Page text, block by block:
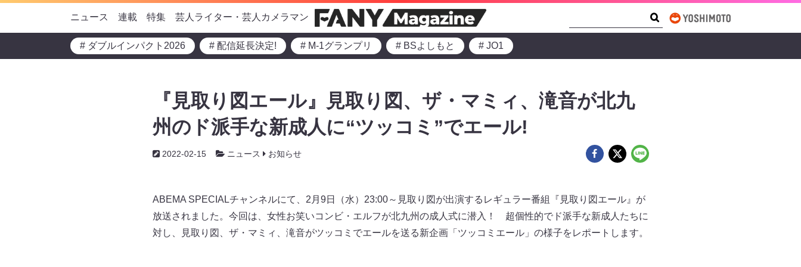
ニュース 連載 特集 芸人ライター・芸人カメラマン
# ダブルインパクト2026 # 配信延長決定! # M-1グランプリ # BSよしもと # JO1
『見取り図エール』見取り図、ザ・マミィ、滝音が北九
州のド派手な新成人に“ツッコミ”でエール!
2022-02-15 ニュース お知らせ
ABEMA SPECIALチャンネルにて、2月9日（水）23:00～見取り図が出演するレギュラー番組『見取り図エール』が
放送されました。今回は、女性お笑いコンビ・エルフが北九州の成人式に潜入！ 超個性的でド派手な新成人たちに
対し、見取り図、ザ・マミィ、滝音がツッコミでエールを送る新企画「ツッコミエール」の様子をレポートします。